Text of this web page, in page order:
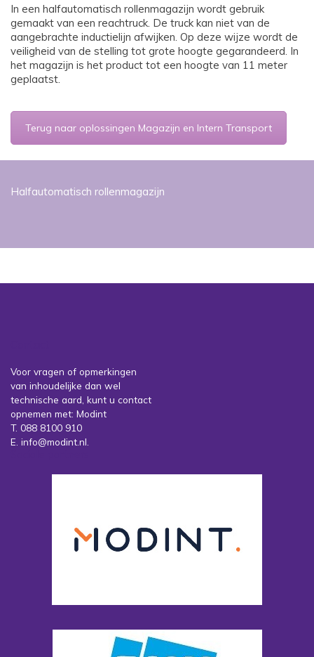
In een halfautomatisch rollenmagazijn wordt gebruik
gemaakt van een reachtruck. De truck kan niet van de
aangebrachte inductielijn afwijken. Op deze wijze wordt de
veiligheid van de stelling tot grote hoogte gegarandeerd. In
het magazijn is het product tot een hoogte van 11 meter
geplaatst.
Terug naar oplossingen Magazijn en Intern Transport
Halfautomatisch rollenmagazijn
Voor vragen of opmerkingen
van inhoudelijke dan wel
technische aard, kunt u contact
opnemen met: Modint
T. 088 8100 910
E. info@modint.nl.